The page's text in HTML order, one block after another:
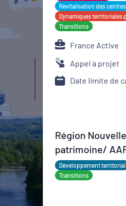
Revitalisation des
Dynamiques territoriales
Transitions
France Active
Appel à projet
Date limite de
Région
patrimoine/
Développement territorial
Transitions